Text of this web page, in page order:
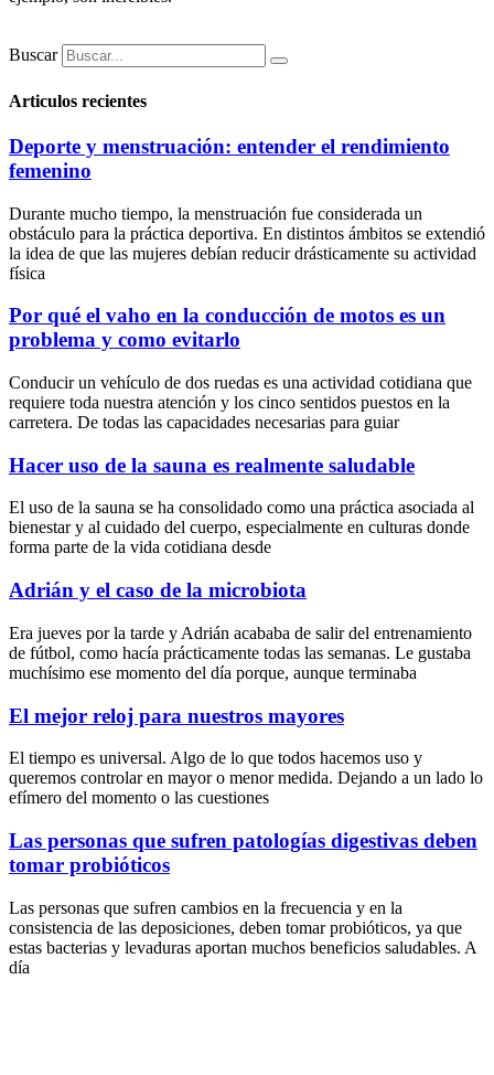
Buscar
Articulos recientes
Deporte y menstruación: entender el rendimiento
femenino
Durante mucho tiempo, la menstruación fue considerada un
obstáculo para la práctica deportiva. En distintos ámbitos se extendió
la idea de que las mujeres debían reducir drásticamente su actividad
física
Por qué el vaho en la conducción de motos es un
problema y como evitarlo
Conducir un vehículo de dos ruedas es una actividad cotidiana que
requiere toda nuestra atención y los cinco sentidos puestos en la
carretera. De todas las capacidades necesarias para guiar
Hacer uso de la sauna es realmente saludable
El uso de la sauna se ha consolidado como una práctica asociada al
bienestar y al cuidado del cuerpo, especialmente en culturas donde
forma parte de la vida cotidiana desde
Adrián y el caso de la microbiota
Era jueves por la tarde y Adrián acababa de salir del entrenamiento
de fútbol, como hacía prácticamente todas las semanas. Le gustaba
muchísimo ese momento del día porque, aunque terminaba
El mejor reloj para nuestros mayores
El tiempo es universal. Algo de lo que todos hacemos uso y
queremos controlar en mayor o menor medida. Dejando a un lado lo
efímero del momento o las cuestiones
Las personas que sufren patologías digestivas deben
tomar probióticos
Las personas que sufren cambios en la frecuencia y en la
consistencia de las deposiciones, deben tomar probióticos, ya que
estas bacterias y levaduras aportan muchos beneficios saludables. A
día